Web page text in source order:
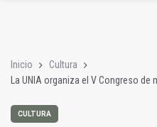
Inicio
Cultura
La UNIA organiza el V Congreso
CULTURA